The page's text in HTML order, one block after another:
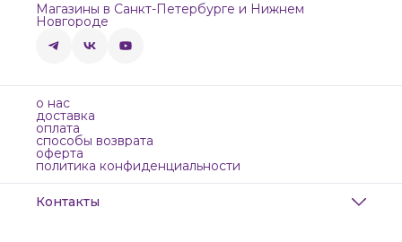
Магазины в Санкт-Петербурге и Нижнем
Новгороде
о нас
доставка
оплата
способы возврата
оферта
политика конфиденциальности
Контакты